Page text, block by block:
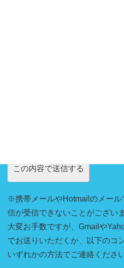
※携帯メールやHotmailのメール
信が受信できないことがございま
大変お手数ですが、Gmailや
でお送りいただくか、以下のコ
いずれかの方法でご連絡ください